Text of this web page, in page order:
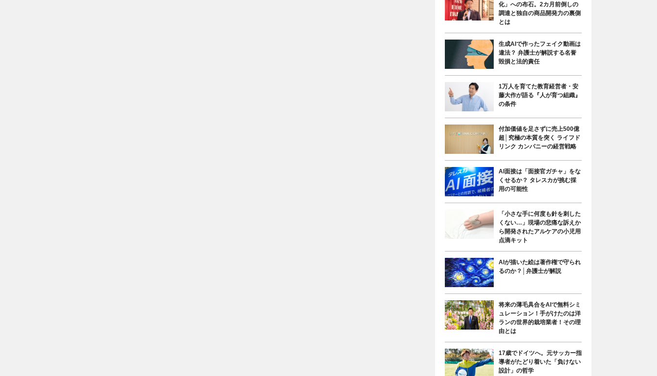
化」への布石。2カ月前倒しの
調達と独自の商品開発力の裏側
とは
生成AIで作ったフェイク動画は
違法？ 弁護士が解説する名誉
毀損と法的責任
1万人を育てた教育経営者・安
藤大作が語る『人が育つ組織』
の条件
付加価値を足さずに売上500億
超│究極の本質を突く ライフド
リンク カンパニーの経営戦略
AI面接は「面接官ガチャ」をな
くせるか？ タレスカが挑む採
用の可能性
「小さな手に何度も針を刺した
くない…」現場の悲痛な訴えか
ら開発されたアルケアの小児用
点滴キット
AIが描いた絵は著作権で守られ
るのか？│弁護士が解説
将来の薄毛具合をAIで無料シミ
ュレーション！手がけたのは洋
ランの世界的栽培業者！その理
由とは
17歳でドイツへ。元サッカー指
導者がたどり着いた「負けない
設計」の哲学